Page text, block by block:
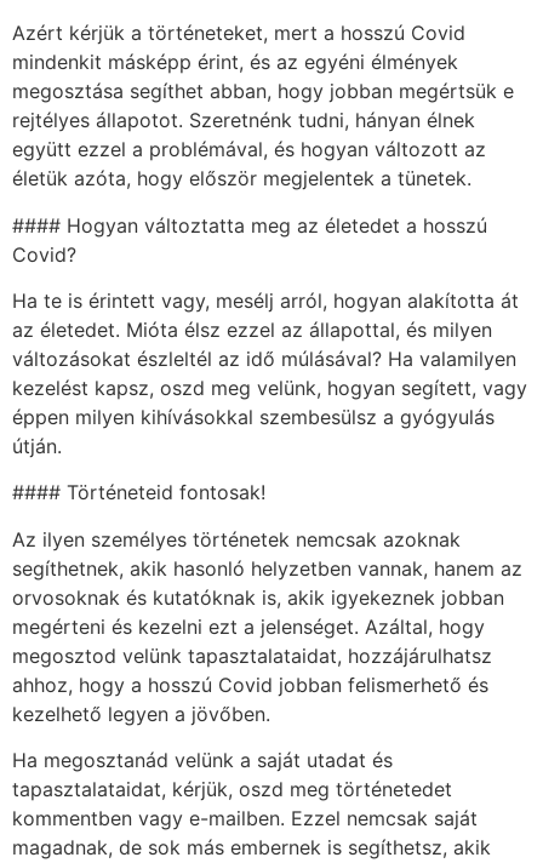
Azért kérjük a történeteket, mert a hosszú Covid
mindenkit másképp érint, és az egyéni élmények
megosztása segíthet abban, hogy jobban megértsük e
rejtélyes állapotot. Szeretnénk tudni, hányan élnek
együtt ezzel a problémával, és hogyan változott az
életük azóta, hogy először megjelentek a tünetek.
#### Hogyan változtatta meg az életedet a hosszú
Covid?
Ha te is érintett vagy, mesélj arról, hogyan alakította át
az életedet. Mióta élsz ezzel az állapottal, és milyen
változásokat észleltél az idő múlásával? Ha valamilyen
kezelést kapsz, oszd meg velünk, hogyan segített, vagy
éppen milyen kihívásokkal szembesülsz a gyógyulás
útján.
#### Történeteid fontosak!
Az ilyen személyes történetek nemcsak azoknak
segíthetnek, akik hasonló helyzetben vannak, hanem az
orvosoknak és kutatóknak is, akik igyekeznek jobban
megérteni és kezelni ezt a jelenséget. Azáltal, hogy
megosztod velünk tapasztalataidat, hozzájárulhatsz
ahhoz, hogy a hosszú Covid jobban felismerhető és
kezelhető legyen a jövőben.
Ha megosztanád velünk a saját utadat és
tapasztalataidat, kérjük, oszd meg történetedet
kommentben vagy e-mailben. Ezzel nemcsak saját
magadnak, de sok más embernek is segíthetsz, akik